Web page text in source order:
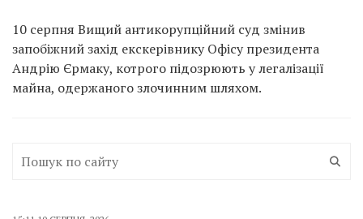
10 серпня Вищий антикорупційний суд змінив
запобіжний захід екскерівнику Офісу президента
Андрію Єрмаку, котрого підозрюють у легалізації
майна, одержаного злочинним шляхом.